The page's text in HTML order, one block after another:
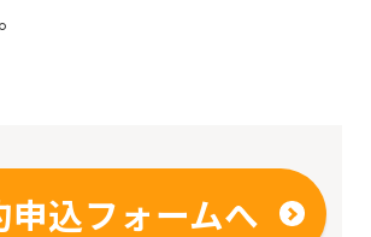
申込フォームへ